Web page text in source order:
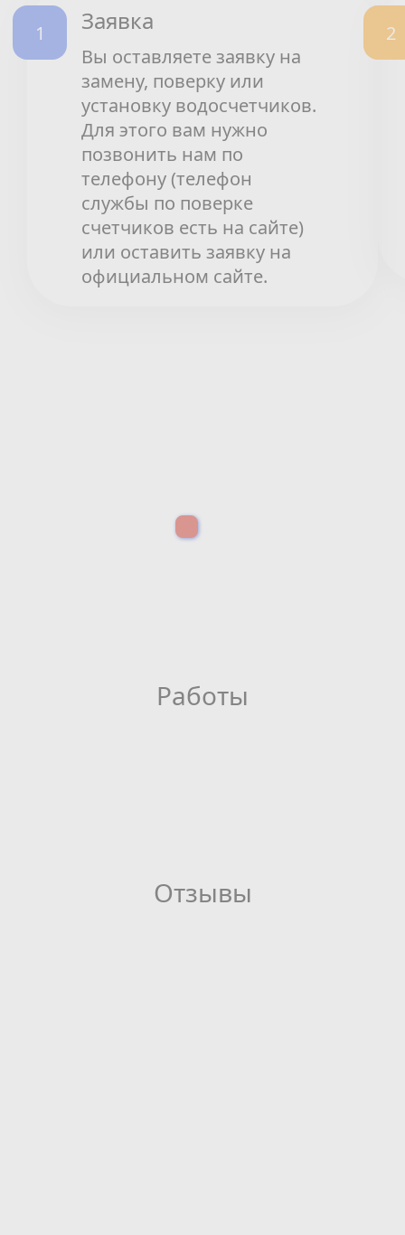
Заявка
Вы оставляете заявку на
замену, поверку или
установку водосчетчиков.
Для этого вам нужно
позвонить нам по
телефону (телефон
службы по поверке
счетчиков есть на сайте)
или оставить заявку на
официальном сайте.
Работы
Отзывы